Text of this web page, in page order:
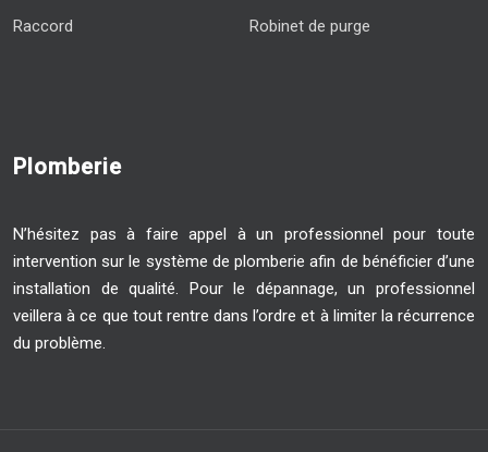
Raccord
Robinet de purge
Plomberie
N’hésitez pas à faire appel à un professionnel pour toute
intervention sur le système de plomberie afin de bénéficier d’une
installation de qualité. Pour le dépannage, un professionnel
veillera à ce que tout rentre dans l’ordre et à limiter la récurrence
du problème.